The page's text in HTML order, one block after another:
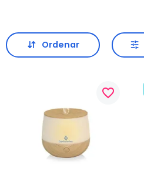
Ordenar
favorite_border